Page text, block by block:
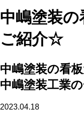
中嶋塗装
ご紹介☆
中嶋塗装の看
中嶋塗装工業
2023.04.18